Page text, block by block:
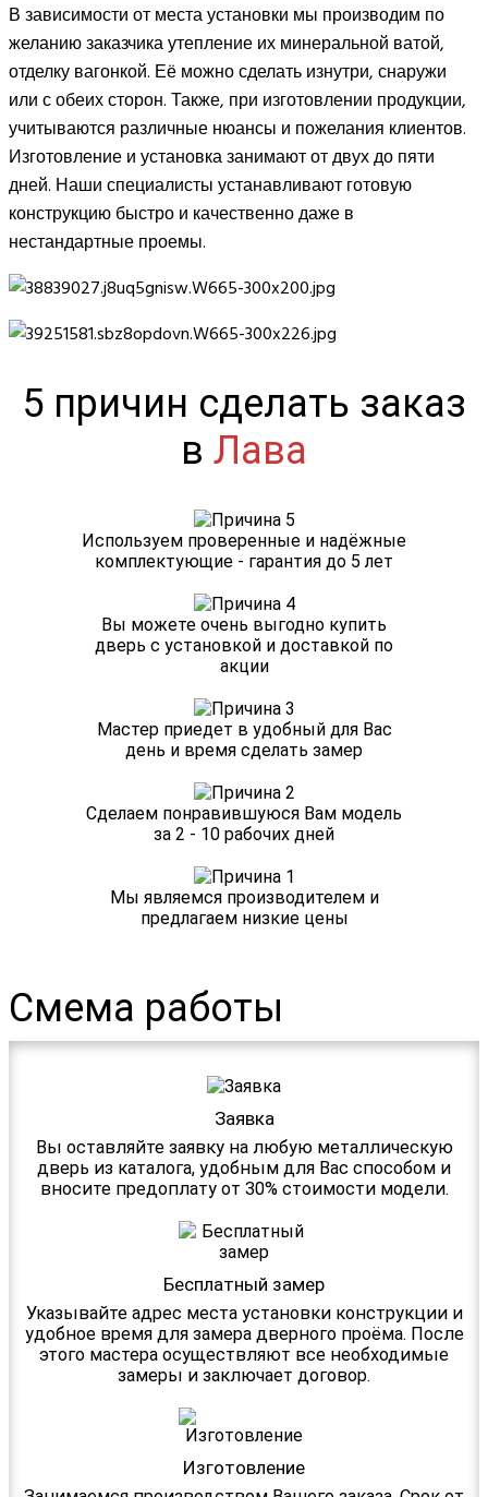
В зависимости от места установки мы производим по
желанию заказчика утепление их минеральной ватой,
отделку вагонкой. Её можно сделать изнутри, снаружи
или с обеих сторон. Также, при изготовлении продукции,
учитываются различные нюансы и пожелания клиентов.
Изготовление и установка занимают от двух до пяти
дней. Наши специалисты устанавливают готовую
конструкцию быстро и качественно даже в
нестандартные проемы.
5 причин сделать заказ
в Лава
Используем проверенные и надёжные
комплектующие - гарантия до 5 лет
Вы можете очень выгодно купить
дверь с установкой и доставкой по
акции
Мастер приедет в удобный для Вас
день и время сделать замер
Сделаем понравившуюся Вам модель
за 2 - 10 рабочих дней
Мы являемся производителем и
предлагаем низкие цены
Смема работы
Заявка
Вы оставляйте заявку на любую металлическую
дверь из каталога, удобным для Вас способом и
вносите предоплату от 30% стоимости модели.
Бесплатный замер
Указывайте адрес места установки конструкции и
удобное время для замера дверного проёма. После
этого мастера осуществляют все необходимые
замеры и заключает договор.
Изготовление